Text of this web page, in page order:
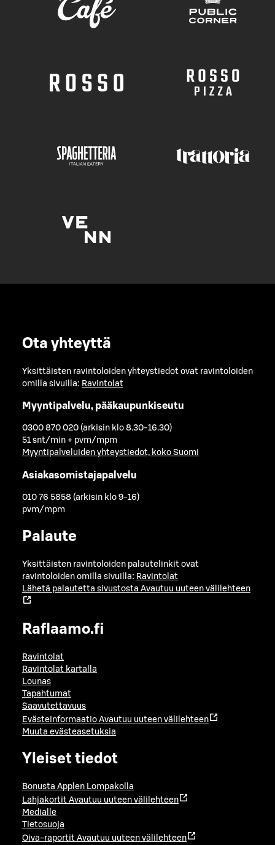
Ota yhteyttä
Yksittäisten ravintoloiden yhteystiedot ovat ravintoloiden
omilla sivuilla: Ravintolat
Myyntipalvelu, pääkaupunkiseutu
0300 870 020 (arkisin klo 8.30-16.30)
51 snt/min + pvm/mpm
Myyntipalveluiden yhteystiedot, koko Suomi
Asiakasomistajapalvelu
010 76 5858 (arkisin klo 9-16)
pvm/mpm
Palaute
Yksittäisten ravintoloiden palautelinkit ovat
ravintoloiden omilla sivuilla: Ravintolat
Lähetä palautetta sivustosta Avautuu uuteen välilehteen
Raflaamo.fi
Ravintolat
Ravintolat kartalla
Lounas
Tapahtumat
Saavutettavuus
Evästeinformaatio Avautuu uuteen välilehteen
Muuta evästeasetuksia
Yleiset tiedot
Bonusta Applen Lompakolla
Lahjakortit Avautuu uuteen välilehteen
Medialle
Tietosuoja
Oiva-raportit Avautuu uuteen välilehteen